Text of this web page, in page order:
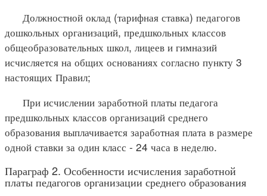
Должностной оклад (тарифная ставка) педагогов
дошкольных организаций, предшкольных классов
общеобразовательных школ, лицеев и гимназий
исчисляется на общих основаниях согласно пункту 3
настоящих Правил;
При исчислении заработной платы педагога
предшкольных классов организаций среднего
образования выплачивается заработная плата в размере
одной ставки за один класс - 24 часа в неделю.
Параграф 2. Особенности исчисления заработной
платы педагогов организации среднего образования